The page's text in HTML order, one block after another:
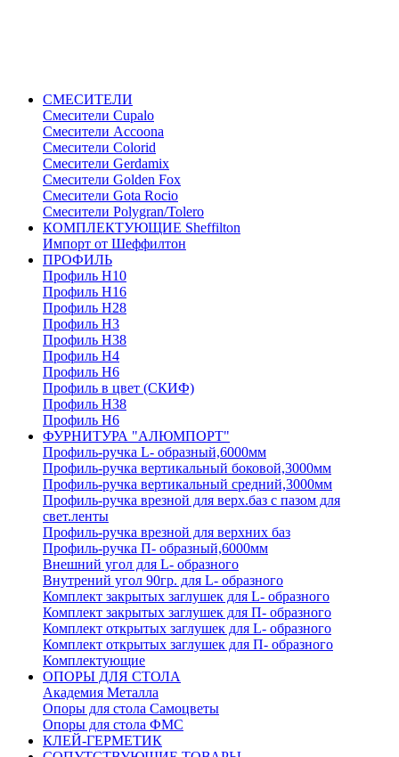
СМЕСИТЕЛИ
Cмесители Cupalo
Смесители Accoona
Смесители Colorid
Смесители Gerdamix
Смесители Golden Fox
Смесители Gota Rocio
Смесители Polygran/Tolero
КОМПЛЕКТУЮЩИЕ Sheffilton
Импорт от Шеффилтон
ПРОФИЛЬ
Профиль H10
Профиль H16
Профиль H28
Профиль H3
Профиль H38
Профиль H4
Профиль H6
Профиль в цвет (СКИФ)
Профиль H38
Профиль H6
ФУРНИТУРА "АЛЮМПОРТ"
Профиль-ручка L- образный,6000мм
Профиль-ручка вертикальный боковой,3000мм
Профиль-ручка вертикальный средний,3000мм
Профиль-ручка врезной для верх.баз с пазом для
свет.ленты
Профиль-ручка врезной для верхних баз
Профиль-ручка П- образный,6000мм
Внешний угол для L- образного
Внутрений угол 90гр. для L- образного
Комплект закрытых заглушек для L- образного
Комплект закрытых заглушек для П- образного
Комплект открытых заглушек для L- образного
Комплект открытых заглушек для П- образного
Комплектующие
ОПОРЫ ДЛЯ СТОЛА
Академия Металла
Опоры для стола Самоцветы
Опоры для стола ФМС
КЛЕЙ-ГЕРМЕТИК